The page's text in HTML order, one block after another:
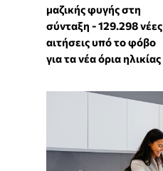
μαζικής φυγής στη
σύνταξη - 129.298 νέες
αιτήσεις υπό το φόβο
για τα νέα όρια ηλικίας